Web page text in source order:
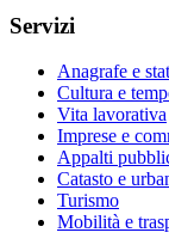
Servizi
Anagrafe e
Cultura e
Vita lavorativa
Imprese e
Appalti
Catasto e
Turismo
Mobilità e